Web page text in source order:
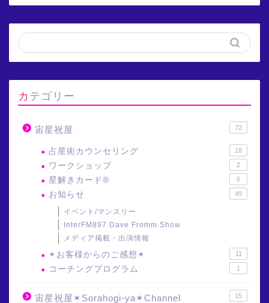
カテゴリー
宙星祝屋 72
占星術カウンセリング 18
ワークショップ 2
星解きカード® 6
お知らせ 49
イベント/マンスリー
InterFM897 Dave Fromm Show
メディア掲載・出演情報
✴︎お客様からのご感想✴︎ 11
コーチングプログラム 1
宙星祝屋✶Sorahogi-ya✶Channel 15